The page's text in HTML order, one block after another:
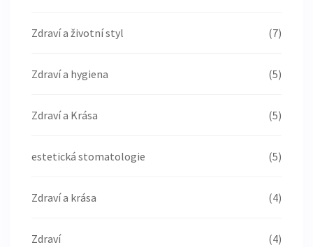
Zdraví a životní styl (7)
Zdraví a hygiena (5)
Zdraví a Krása (5)
estetická stomatologie (5)
Zdraví a krása (4)
Zdraví (4)